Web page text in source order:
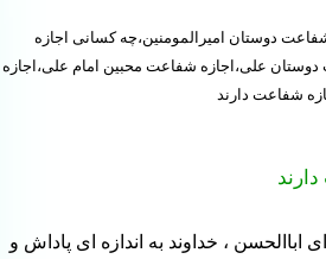
، خداوند به اندازه ای پاداش و
دوستان امیرالمومنین،چه کسانی اجازه
علی،اجازه شفاعت محبین امام علی،اجازه
شفاعت دارند